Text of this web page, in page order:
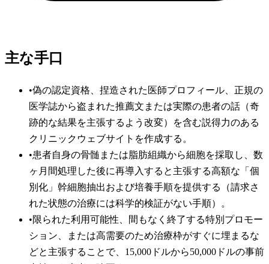
主な手口
•偽の認定資格、捏造された医師プロフィール、正規の
医学誌から盗まれた推薦文または実際の患者の話（奇
跡的な結果を主張するよう改変）を含む説得力のある
クリニックウェブサイトを作成する。
•患者自身の骨髄または脂肪組織から細胞を採取し、数
ヶ月間処理した後に再導入すると主張する高額な「個
別化」幹細胞抽出および培養手順を提供する（請求さ
れた状態の治療には科学的検証がない手順）。
•限られた利用可能性、間もなく終了する特別プロモー
ション、または高需要のため治療枠がすぐに埋まるな
どと主張することで、15,000ドルから50,000ドルの事前